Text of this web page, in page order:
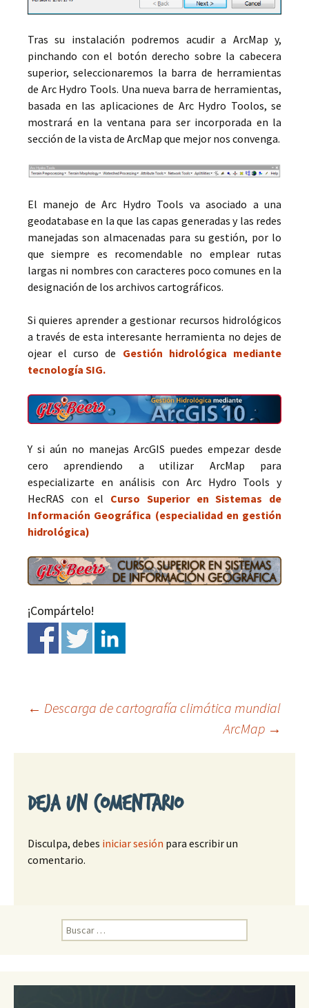
Tras su instalación podremos acudir a ArcMap y,
pinchando con el botón derecho sobre la cabecera
superior, seleccionaremos la barra de herramientas
de Arc Hydro Tools. Una nueva barra de herramientas,
basada en las aplicaciones de Arc Hydro Toolos, se
mostrará en la ventana para ser incorporada en la
sección de la vista de ArcMap que mejor nos convenga.
El manejo de Arc Hydro Tools va asociado a una
geodatabase en la que las capas generadas y las redes
manejadas son almacenadas para su gestión, por lo
que siempre es recomendable no emplear rutas
largas ni nombres con caracteres poco comunes en la
designación de los archivos cartográficos.
Si quieres aprender a gestionar recursos hidrológicos
a través de esta interesante herramienta no dejes de
ojear el curso de Gestión hidrológica mediante
tecnología SIG.
Y si aún no manejas ArcGIS puedes empezar desde
cero aprendiendo a utilizar ArcMap para
especializarte en análisis con Arc Hydro Tools y
HecRAS con el Curso Superior en Sistemas de
Información Geográfica (especialidad en gestión
hidrológica)
¡Compártelo!
Ir
a
entrada
← Descarga de cartografía climática mundial
ArcMap →
Deja un comentario
Disculpa, debes iniciar sesión para escribir un
comentario.
B
u
a